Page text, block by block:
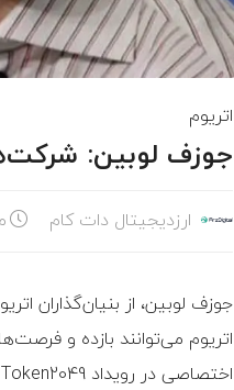
اتریوم
جوزف لوبین:
ارزدیجیتال دات کام
جوزف لوبین، از بنیان‌گذاران
اتریوم می‌توانند بازده و
اختصاصی در رویداد Token2049 سنگاپور این دیدگاه را تشریح کرد.